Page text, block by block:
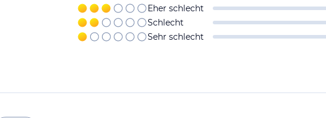
Eher schlecht
Schlecht
Sehr schlecht